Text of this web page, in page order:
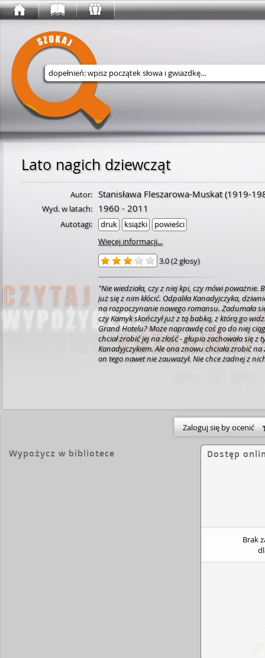
Wyszukaj w serwisie
Lato nagich dziewcząt
Autor: Stanisława Fleszarowa-Muskat(1919-
Wyd. w latach: 1960 - 2011
Autotagi: druk książki
powieści
Więcej informacji...
3.0(2 głosy)
"Nie wiedziała, czy z niej kpi, czy mówi poważnie.
już się z nim kłócić. Odpaliła Kanadyjczyka,
na rozpoczynanie nowego romansu. Zadumała
czy Kamyk skończył już z tą babką, z którą go
Grand Hotelu? Może naprawdę coś go do niej
chciał zrobić jej na złość - głupio zachowała się z
Kanadyjczykiem. Ale ona znowu chciała zrobić na
on tego nawet nie zauważył. Nie chce żadnej z
Zaloguj się by ocenić
Wypożycz w bibliotece Dostęp
Brak